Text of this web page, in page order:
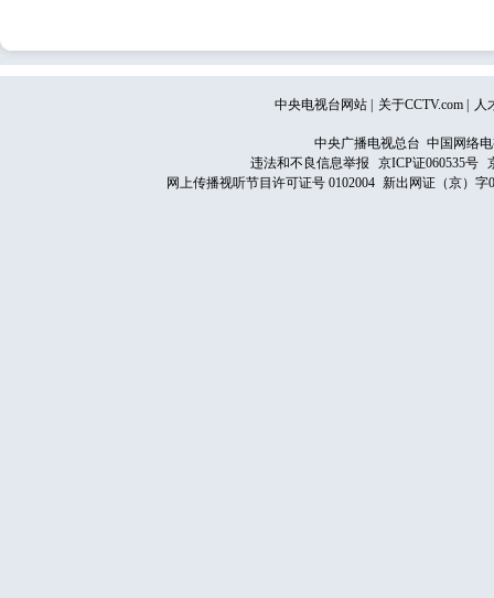
中央电视台网站 关于CCTV.com 人
中央广播电视总台 中国网络
违法和不良信息举报
京ICP证060535号
网上传播视听节目许可证号 0102004 新出网证（京）